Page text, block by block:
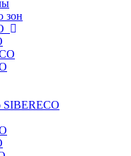
зон
SIBERECO